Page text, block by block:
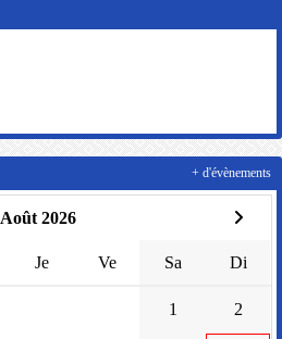
Août 2026
Je Ve Sa Di
1 2
+ d'évènements